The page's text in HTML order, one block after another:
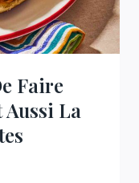
Faire
Aussi La